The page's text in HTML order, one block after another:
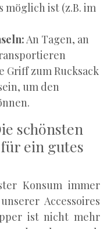
möglich ist (z.B. im
An Tagen, an
Griff zum Rucksack
um den
schönsten
ein gutes
Konsum immer
Accessoires
ist nicht mehr